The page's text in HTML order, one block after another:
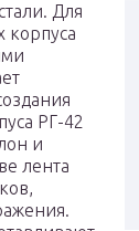
Для
корпуса
РГ-42
и
лента